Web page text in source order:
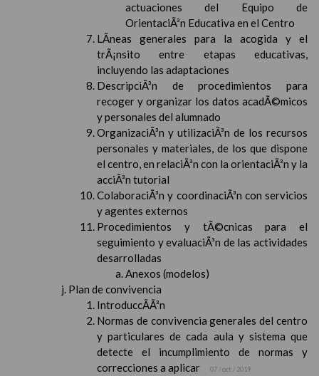
actuaciones del Equipo de
OrientaciÃ³n Educativa en el Centro
LÃ­neas generales para la acogida y el
trÃ¡nsito entre etapas educativas,
incluyendo las adaptaciones
DescripciÃ³n de procedimientos para
recoger y organizar los datos acadÃ©micos
y personales del alumnado
OrganizaciÃ³n y utilizaciÃ³n de los recursos
personales y materiales, de los que dispone
el centro, en relaciÃ³n con la orientaciÃ³n y la
acciÃ³n tutorial
ColaboraciÃ³n y coordinaciÃ³n con servicios
y agentes externos
Procedimientos y tÃ©cnicas para el
seguimiento y evaluaciÃ³n de las actividades
desarrolladas
Anexos (modelos)
Plan de convivencia
IntroduccÃ­Ã³n
Normas de convivencia generales del centro
y particulares de cada aula y sistema que
detecte el incumplimiento de normas y
correcciones a aplicar
07 / oct / 2019